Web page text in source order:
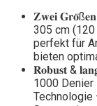
𝐙𝐰𝐞𝐢
305 cm
perfekt für
bieten
𝐑𝐨𝐛𝐮𝐬𝐭 &
1000
Technologie